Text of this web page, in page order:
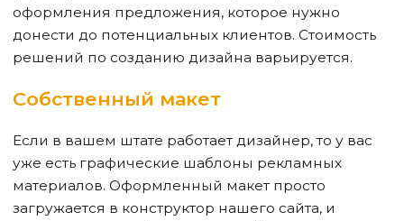
оформления предложения, которое нужно
донести до потенциальных клиентов. Стоимость
решений по созданию дизайна варьируется.
Собственный макет
Если в вашем штате работает дизайнер, то у вас
уже есть графические шаблоны рекламных
материалов. Оформленный макет просто
загружается в конструктор нашего сайта, и